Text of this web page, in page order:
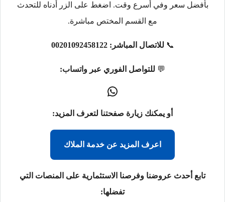
بأفضل سعر وفي أسرع وقت. اضغط على الزر أدناه للتحدث
مع القسم المختص مباشرة.
📞 للاتصال المباشر: 00201092458122
💬 للتواصل الفوري عبر واتساب:
أو يمكنك زيارة صفحتنا لتعرف المزيد:
اعرف المزيد عن خدمة الملاك
تابع أحدث عروضنا وفرصنا الاستثمارية على المنصات التي
تفضلها: